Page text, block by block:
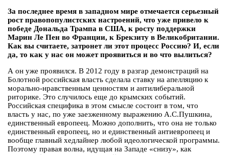
За последнее время в западном мире отмечается серьезный
рост правопопулистских настроений, что уже привело к
победе Дональда Трампа в США, к росту поддержки
Марин Ле Пен во Франции, к Брекзиту в Великобритании.
Как вы считаете, затронет ли этот процесс Россию? И, если
да, то как у нас он может проявиться и во что вылиться?
А он уже проявился. В 2012 году в разгар демонстраций на
Болотной российская власть сделала ставку на апелляцию к
морально-нравственным ценностям и антилиберальной
риторике. Это случилось еще до крымских событий.
Российская специфика в этом смысле состоит в том, что
власть у нас, по уже заезженному выражению А.С.Пушкина,
единственный европеец. Можно дополнить, что она не только
единственный европеец, но и единственный антиевропеец и
вообще главный хедлайнер любой идеологической программы.
Поэтому правая волна, идущая на Западе «снизу», как